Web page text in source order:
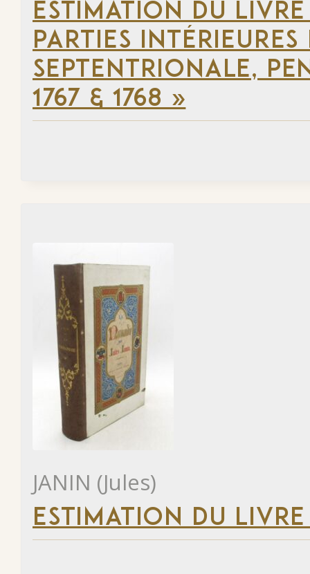
ESTIMATION DU
PARTIES
SEPTENTRIONALE,
1767 & 1768 »
JANIN (Jules)
ESTIMATION DU